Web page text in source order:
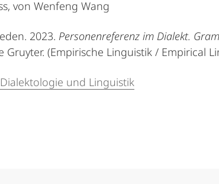
von Wenfeng Wang
2023. Personenreferenz im Dialekt.
Gruyter. (Empirische Linguistik / Empirical
und Linguistik